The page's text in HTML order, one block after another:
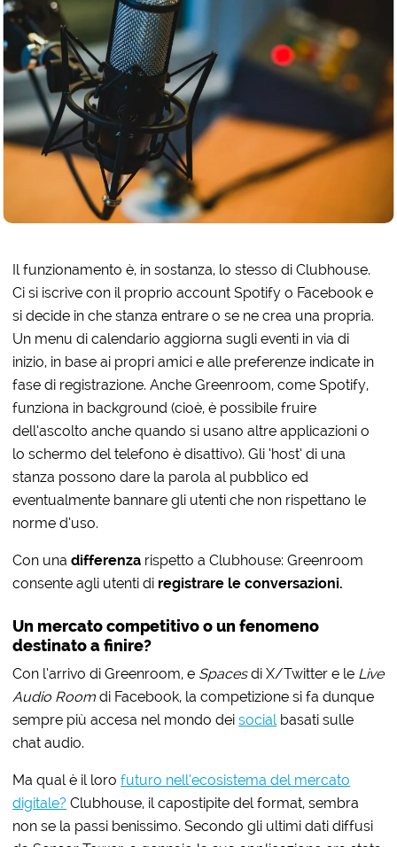
Il funzionamento è, in sostanza, lo stesso di Clubhouse.
Ci si iscrive con il proprio account Spotify o Facebook e
si decide in che stanza entrare o se ne crea una propria.
Un menu di calendario aggiorna sugli eventi in via di
inizio, in base ai propri amici e alle preferenze indicate in
fase di registrazione. Anche Greenroom, come Spotify,
funziona in background (cioè, è possibile fruire
dell’ascolto anche quando si usano altre applicazioni o
lo schermo del telefono è disattivo). Gli ‘host’ di una
stanza possono dare la parola al pubblico ed
eventualmente bannare gli utenti che non rispettano le
norme d’uso.
Con unadifferenza rispetto a Clubhouse: Greenroom
consente agli utenti di registrare le conversazioni.
Un mercato competitivo o un fenomeno
destinato a finire?
Con l’arrivo di Greenroom, e Spacesdi X/Twitter e le Live
Audio Room di Facebook, la competizione si fa dunque
sempre più accesa nel mondo deisocialbasati sulle
chat audio.
Ma qual è il lorofuturo nell’ecosistema del mercato
digitale? Clubhouse, il capostipite del format, sembra
non se la passi benissimo. Secondo gli ultimi dati diffusi